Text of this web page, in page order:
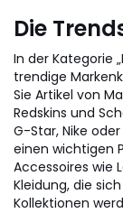
Die
In der Kategorie
trendige
Sie Artikel von
Redskins und
G-Star, Nike
einen wichtigen
Accessoires wie
Kleidung, die
Kollektionen